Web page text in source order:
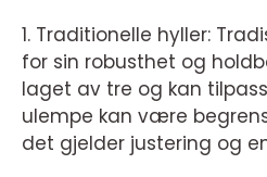
1. Traditionelle hyller:
for sin robusthet og
laget av tre og kan
ulempe kan være
det gjelder justering og